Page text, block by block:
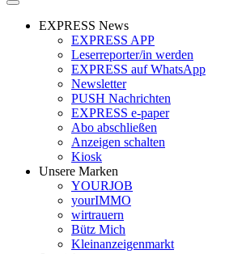
EXPRESS News
EXPRESS APP
Leserreporter/in werden
EXPRESS auf WhatsApp
Newsletter
PUSH Nachrichten
EXPRESS e-paper
Abo abschließen
Anzeigen schalten
Kiosk
Unsere Marken
YOURJOB
yourIMMO
wirtrauern
Bütz Mich
Kleinanzeigenmarkt